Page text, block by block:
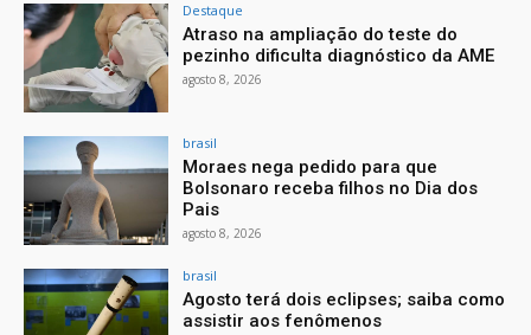
Destaque
Atraso na ampliação do teste do
pezinho dificulta diagnóstico da AME
agosto 8, 2026
brasil
Moraes nega pedido para que
Bolsonaro receba filhos no Dia dos
Pais
agosto 8, 2026
brasil
Agosto terá dois eclipses; saiba como
assistir aos fenômenos